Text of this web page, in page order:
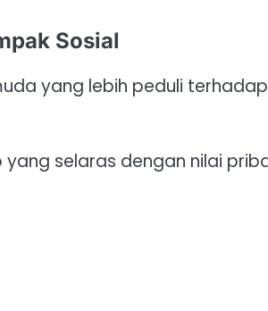
Sosial
yang lebih peduli terhadap
yang selaras dengan nilai